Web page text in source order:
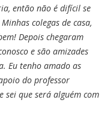
então não é difícil se
colegas de casa,
Depois chegaram
e são amizades
Eu tenho amado as
do professor
que será alguém com